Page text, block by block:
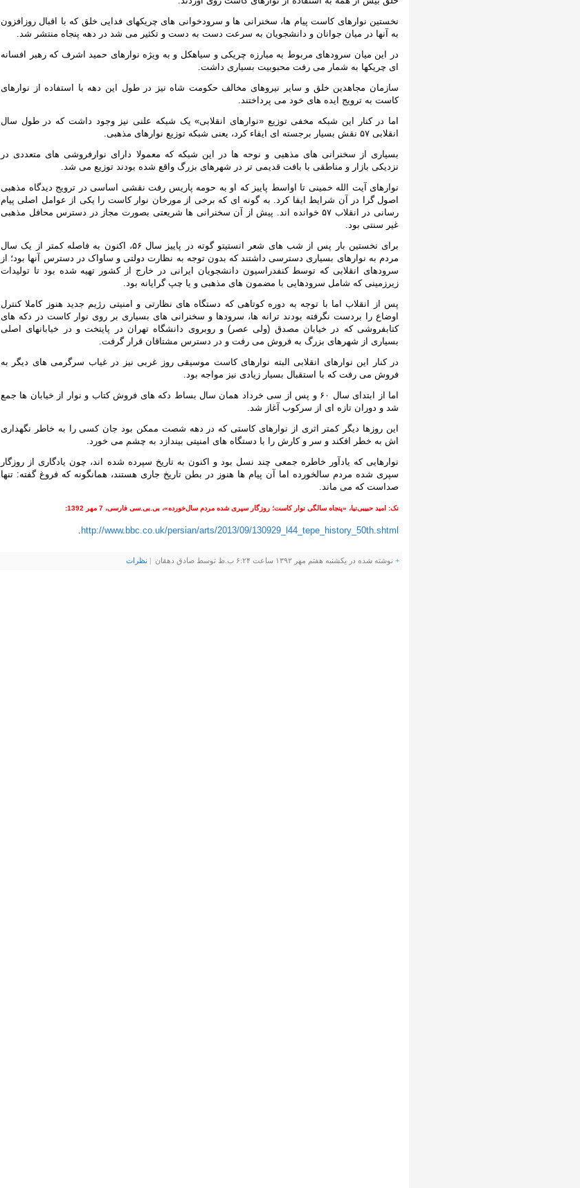
نخستین نوارهای کاست پیام ها، سخنرانی ها و سرودخوانی های چریکهای فدایی خلق که با اقبال روزافزون
به آنها در میان جوانان و دانشجویان به سرعت دست به دست و تکثیر می شد در دهه پنجاه منتشر شد.
در این میان سرودهای مربوط به مبارزه چریکی و سیاهکل و به ویژه نوارهای حمید اشرف که رهبر افسانه
ای چریکها به شمار می رفت محبوبیت بسیاری داشت.
سازمان مجاهدین خلق و سایر نیروهای مخالف حکومت شاه نیز در طول این دهه با استفاده از نوارهای
کاست به ترویج ایده های خود می پرداختند.
اما در کنار این شبکه مخفی توزیع «نوارهای انقلابی» یک شبکه علنی نیز وجود داشت که در طول سال
انقلابی ۵۷ نقش بسیار برجسته ای ایفاء کرد، یعنی شبکه توزیع نوارهای مذهبی.
بسیاری از سخنرانی های مذهبی و نوحه ها در این شبکه که معمولا دارای نوارفروشی های متعددی در
نزدیکی بازار و مناطقی با بافت قدیمی تر در شهرهای بزرگ واقع شده بودند توزیع می شد.
نوارهای آیت الله خمینی تا اواسط پاییز که او به حومه پاریس رفت نقشی اساسی در ترویج دیدگاه مذهبی
اصول گرا در آن شرایط ایفا کرد. به گونه ای که برخی از مورخان نوار کاست را یکی از عوامل اصلی پیام
رسانی در انقلاب ۵۷ خوانده اند. پیش از آن سخنرانی ها شریعتی بصورت مجاز در دسترس محافل مذهبی
غیر سنتی بود.
برای نخستین بار پس از شب های شعر انستیتو گوته در پاییز سال ۵۶، اکنون به فاصله کمتر از یک سال
مردم به نوارهای بسیاری دسترسی داشتند که بدون توجه به نظارت دولتی و ساواک در دسترس آنها بود؛ از
سرودهای انقلابی که توسط کنفدراسیون دانشجویان ایرانی در خارج از کشور تهیه شده بود تا تولیدات
زیرزمینی که شامل سرودهایی با مضمون های مذهبی و یا چپ گرایانه بود.
پس از انقلاب اما با توجه به دوره کوتاهی که دستگاه های نظارتی و امنیتی رژیم جدید هنوز کاملا کنترل
اوضاع را بردست نگرفته بودند ترانه ها، سرودها و سخنرانی های بسیاری بر روی نوار کاست در دکه های
کتابفروشی که در خیابان مصدق (ولی عصر) و روبروی دانشگاه تهران در پایتخت و در خیابانهای اصلی
بسیاری از شهرهای بزرگ به فروش می رفت و در دسترس مشتاقان قرار گرفت.
در کنار این نوارهای انقلابی البته نوارهای کاست موسیقی روز غربی نیز در غیاب سرگرمی های دیگر به
فروش می رفت که با استقبال بسیار زیادی نیز مواجه بود.
اما از ابتدای سال ۶۰ و پس از سی خرداد همان سال بساط دکه های فروش کتاب و نوار از خیابان ها جمع
شد و دوران تازه ای از سرکوب آغاز شد.
این روزها دیگر کمتر اثری از نوارهای کاستی که در دهه شصت ممکن بود جان کسی را به خاطر نگهداری
اش به خطر افکند و سر و کارش را با دستگاه های امنیتی بیندازد به چشم می خورد.
نوارهایی که یادآور خاطره جمعی چند نسل بود و اکنون به تاریخ سپرده شده اند، چون یادگاری از روزگار
سپری شده مردم سالخورده اما آن پیام ها هنوز در بطن تاریخ جاری هستند، همانگونه که فروغ گفته: تنها
صداست که می ماند.
نک: امید حبیبی‌نیا، «پنجاه سالگی نوار کاست؛ روزگار سپری شده مردم سال‌خورده»، بی.بی.سی فارسی، 7 مهر 1392:
http://www.bbc.co.uk/persian/arts/2013/09/130929_l44_tepe_history_50th.shtml
.
+ نوشته شده در یکشنبه هفتم مهر ۱۳۹۲ ساعت ۶:۲۴ ب.ظ توسط صادق دهقان | نظرات